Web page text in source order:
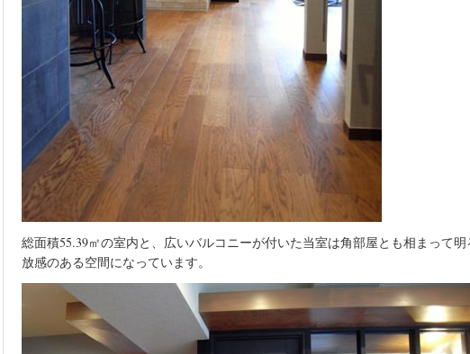
総面積55.39㎡の室内と、広いバルコニーが付いた当室は角部屋とも相まって
放感のある空間になっています。